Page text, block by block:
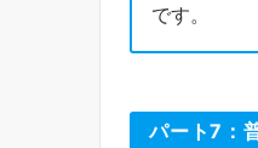
です。
パート7：